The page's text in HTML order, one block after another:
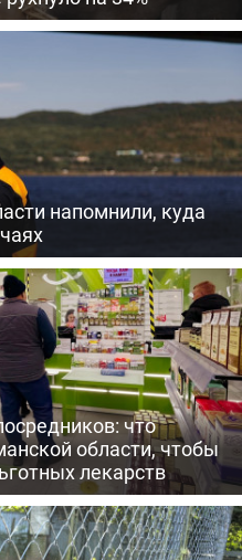
напомнили, куда
что
области, чтобы
лекарств